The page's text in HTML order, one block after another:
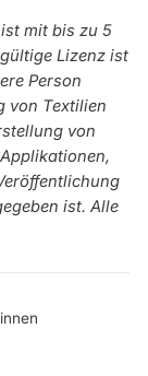
mit bis zu 5
Lizenz ist
Person
von Textilien
von
ist. Alle